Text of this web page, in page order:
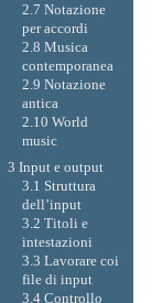
2.7 Notazione
per accordi
2.8 Musica
contemporanea
2.9 Notazione
antica
2.10 World
music
3 Input e output
3.1 Struttura
dell’input
3.2 Titoli e
intestazioni
3.3 Lavorare coi
file di input
3.4 Controllo